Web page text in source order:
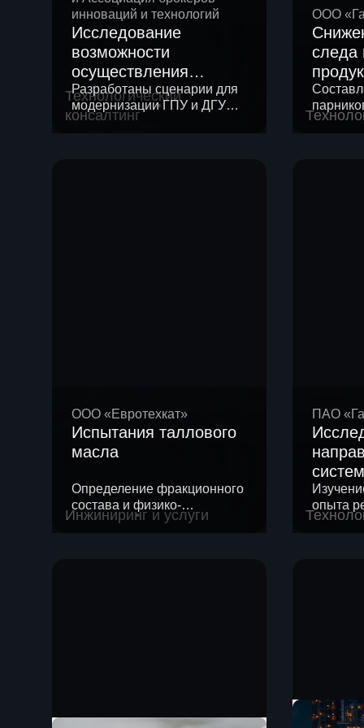
Технологический
консалтинг
инноваций и технологий
Исследование
возможности
осуществления
модернизации
газопоршневой
Разработаны сценарии для
модернизации ГПУ и ДГУ
Сформирован перечень
ООО
следа
по
Инжиниринг и услуги
ООО «Евротехкат»
Испытания таллового
масла
Определение фракционного
состава и физико-
химических свойств
ПАО
систем
опыта
и